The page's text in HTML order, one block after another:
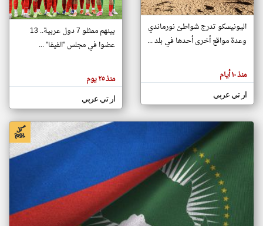
تغيير الدولة
اخبار جزر القمر على مدار الساعة
أهم اخبار جزر القمر العاجلة والمباشرة
هنا عن
وجهة
كاتبيها.
اليونيسكو تدرج شواطئ نورماندي
وعدة مواقع أخرى أحدها في بلد ...
منذ ١٠ أيام
ار تي عربي
بينهم ممثلو 7 دول عربية.. 13
عضوا في مجلس "الفيفا" ...
منذ ٢٥ يوم
ار تي عربي
klyoum.com